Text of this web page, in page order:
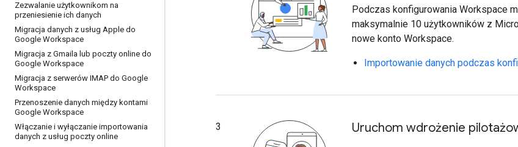
Zezwalanie użytkownikom na
przeniesienie ich danych
Migracja danych z usług Apple do
Google Workspace
Migracja z Gmaila lub poczty online do
Google Workspace
Migracja z serwerów IMAP do Google
Workspace
Przenoszenie danych między kontami
Google Workspace
Włączanie i wyłączanie importowania
danych z usług poczty online
Podczas konfigurowania Workspace
maksymalnie 10 użytkowników z
nowe konto Workspace.
Importowanie danych podczas
3 Uruchom wdrożenie